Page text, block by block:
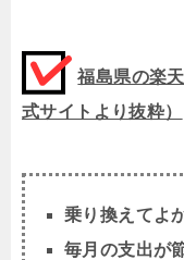
福島県の楽
式サイトより抜粋）
乗り換えてよ
毎月の支出が